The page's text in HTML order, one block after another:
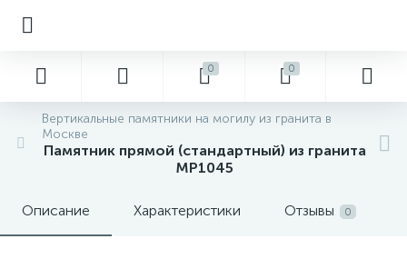
0 0
Вертикальные памятники на могилу из гранита в
Москве
Памятник прямой (стандартный) из гранита
MP1045
Описание Характеристики Отзывы 0